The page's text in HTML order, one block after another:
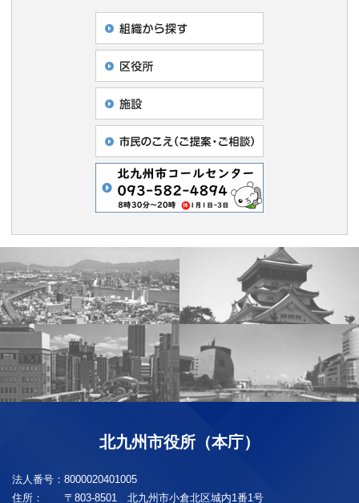
北九州市役所（本庁）
法人番号： 8000020401005
住所：
〒803-8501 北九州市小倉北区城内1番1号